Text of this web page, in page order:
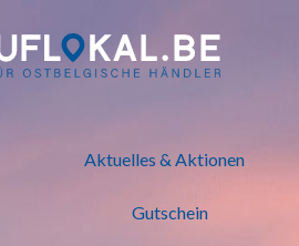
- Bei lokalen
Aktuelles & Aktionen
Gutschein